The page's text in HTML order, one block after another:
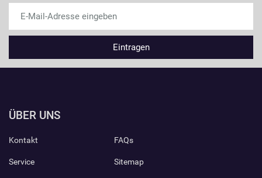
ÜBER UNS
Kontakt
Service
FAQs
Sitemap